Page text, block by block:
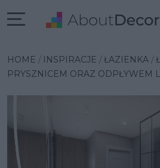
HOME INSPIRACJE ŁAZIENKA
PRYSZNICEM ORAZ ODPŁYWEM